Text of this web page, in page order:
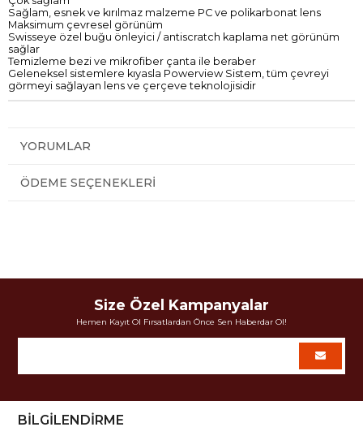
Sağlam, esnek ve kırılmaz malzeme PC ve polikarbonat lens
Maksimum çevresel görünüm
Swisseye özel buğu önleyici / antiscratch kaplama net görünüm
sağlar
Temizleme bezi ve mikrofiber çanta ile beraber
Geleneksel sistemlere kıyasla Powerview Sistem, tüm çevreyi
görmeyi sağlayan lens ve çerçeve teknolojisidir
YORUMLAR
ÖDEME SEÇENEKLERI
Size Özel Kampanyalar
Hemen Kayıt Ol Fırsatlardan Önce Sen Haberdar Ol!
BİLGİLENDİRME